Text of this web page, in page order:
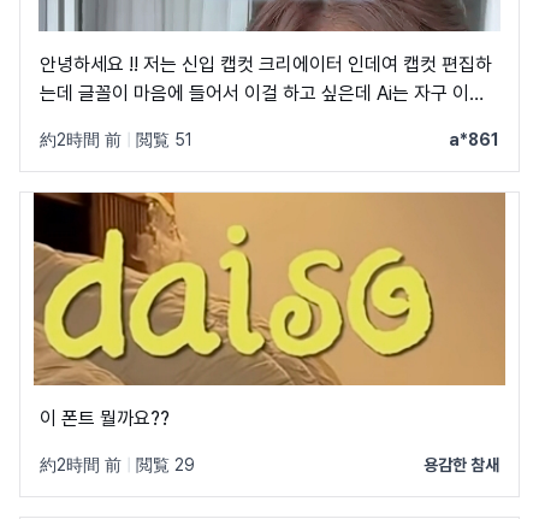
안녕하세요 !! 저는 신입 캡컷 크리에이터 인데여 캡컷 편집하
는데 글꼴이 마음에 들어서 이걸 하고 싶은데 Ai는 자구 이상
이 글꼴 가지고싶어요 ㅠ ㅂ ㅠ
約2時間 前 閲覧 51 a*861
이 폰트 뭘까요??
約2時間 前 閲覧 29 용감한 참새